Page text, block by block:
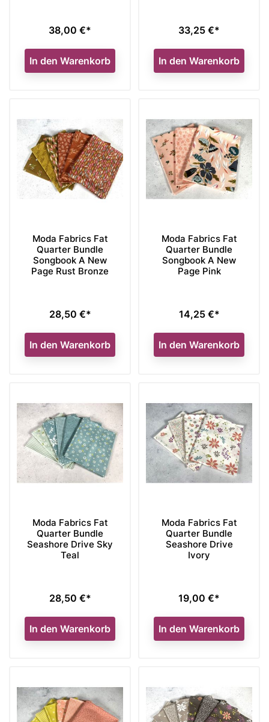
Preis
38,00 €*
In den Warenkorb
Preis
33,25 €*
In den Warenkorb
Moda Fabrics Fat
Quarter Bundle
Songbook A New
Page Rust Bronze
Preis
28,50 €*
In den Warenkorb
Moda Fabrics Fat
Quarter Bundle
Songbook A New
Page Pink
Preis
14,25 €*
In den Warenkorb
Moda Fabrics Fat
Quarter Bundle
Seashore Drive Sky
Teal
Preis
28,50 €*
In den Warenkorb
Moda Fabrics Fat
Quarter Bundle
Seashore Drive
Ivory
Preis
19,00 €*
In den Warenkorb